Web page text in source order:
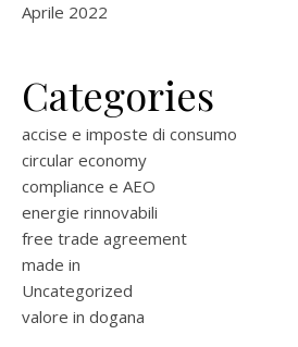
Aprile 2022
Categories
accise e imposte di consumo
circular economy
compliance e AEO
energie rinnovabili
free trade agreement
made in
Uncategorized
valore in dogana